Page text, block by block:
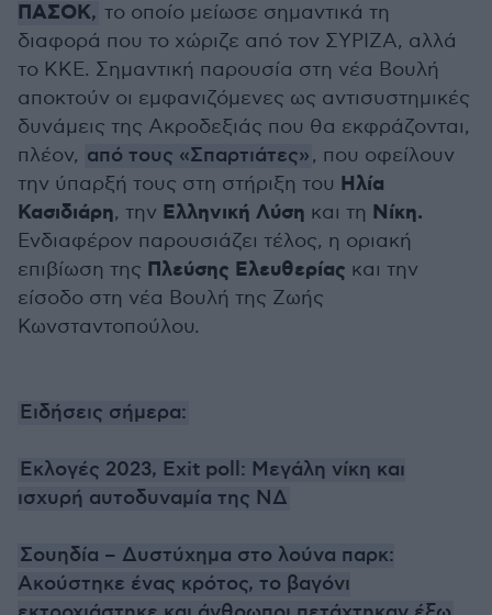
ΠΑΣΟΚ, το οποίο μείωσε σημαντικά τη
διαφορά που το χώριζε από τον ΣΥΡΙΖΑ, αλλά
το ΚΚΕ. Σημαντική παρουσία στη νέα Βουλή
αποκτούν οι εμφανιζόμενες ως αντισυστημικές
δυνάμεις της Ακροδεξιάς που θα εκφράζονται,
πλέον, από τους «Σπαρτιάτες», που οφείλουν
την ύπαρξή τους στη στήριξη του Ηλία
Κασιδιάρη, την Ελληνική Λύση και τη Νίκη.
Ενδιαφέρον παρουσιάζει τέλος, η οριακή
επιβίωση της Πλεύσης Ελευθερίας και την
είσοδο στη νέα Βουλή της Ζωής
Κωνσταντοπούλου.
Ειδήσεις σήμερα:
Εκλογές 2023, Exit poll: Μεγάλη νίκη και
ισχυρή αυτοδυναμία της ΝΔ
Σουηδία – Δυστύχημα στο λούνα παρκ:
Ακούστηκε ένας κρότος, το βαγόνι